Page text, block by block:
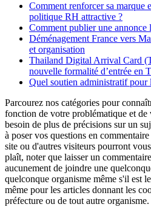
Comment renforcer sa marque
politique RH attractive ?
Comment publier une annonce
Déménagement France vers
et organisation
Thailand Digital Arrival Card
nouvelle formalité d’entrée en
Quel soutien administratif pour
Parcourez nos catégories pour
fonction de votre problématique et de
besoin de plus de précisions sur un
à poser vos questions en
site ou d'autres visiteurs pourront
plaît, noter que laisser un
aucunement de joindre une
quelconque organisme même s'il est
même pour les articles donnant les
préfecture ou de tout autre organisme.